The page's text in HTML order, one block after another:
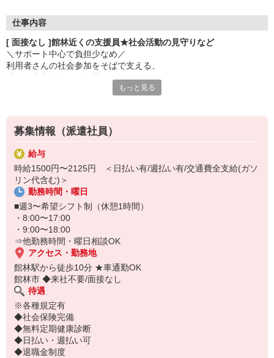
仕事内容
[ 面接なし ]館林近くの支援員★社会活動の見守りなど
＼サポート中心で負担少なめ／
利用者さんの社会参加をそばで支える、
・ボランティア活動の付き添い
・介助サポート
・送迎（希望者のみ） など
特別な経験は必要ありません。
「誰かの役に立ちたい」
その気持ちが立派な応募資格です♪
もっと見る
募集情報（派遣社員）
給与
時給1500円〜2125円 ＜日払い有/週払い有/交通費全支給(ガソ
リン代含む)＞
勤務時間・曜日
■週3〜希望シフト制（休憩1時間）
・8:00〜17:00
・9:00〜18:00
⇒他勤務時間・曜日相談OK
アクセス・勤務地
館林駅から徒歩10分 ★車通勤OK
館林市 ◆来社不要/面接なし
待遇
※各種規定有
◆社会保険完備
◆無料定期健康診断
◆日払い・週払い可
◆退職金制度